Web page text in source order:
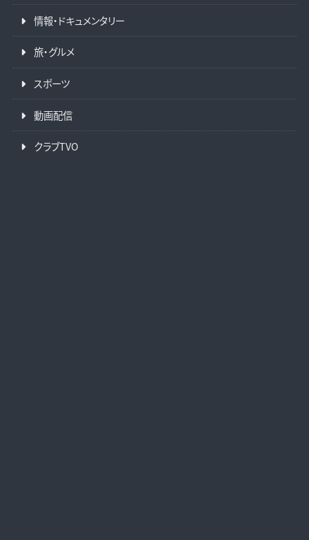
情報・ドキュメンタリー
旅・グルメ
スポーツ
動画配信
クラブTVO